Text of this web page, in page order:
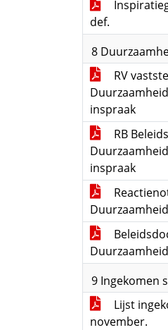
def.
8
RV
inspraak
RB
inspraak
9 Ingekomen
Lijst
november.